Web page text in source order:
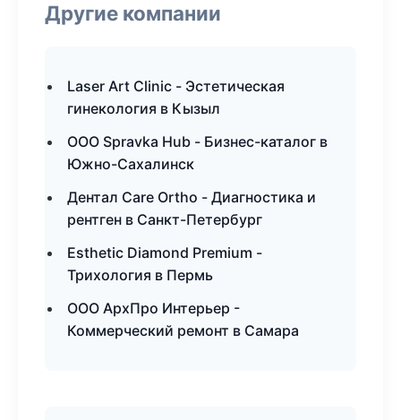
Другие компании
Laser Art Clinic - Эстетическая
гинекология в Кызыл
ООО Spravka Hub - Бизнес-каталог в
Южно-Сахалинск
Дентал Care Ortho - Диагностика и
рентген в Санкт-Петербург
Esthetic Diamond Premium -
Трихология в Пермь
ООО АрхПро Интерьер -
Коммерческий ремонт в Самара